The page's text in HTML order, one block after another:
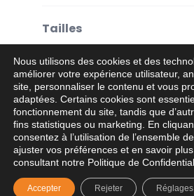
Tailles
4XS 3XS 2XS XS
L
XL 2XL 3XL
− + Ajouter au
Nous utilisons des cookies et des
améliorer votre expérience utilisateur,
site, personnaliser le contenu et vous
adaptées. Certains cookies sont
fonctionnement du site, tandis que
fins statistiques ou marketing. En
consentez à l’utilisation de l’ensemble
ajuster vos préférences et en savoir
consultant notre Politique de
Accepter Rejeter Réglages